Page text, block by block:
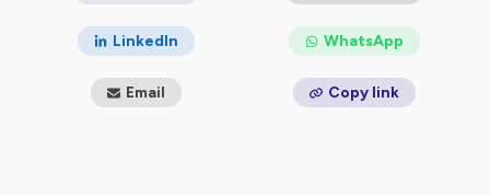
LinkedIn WhatsApp
Email Copy link